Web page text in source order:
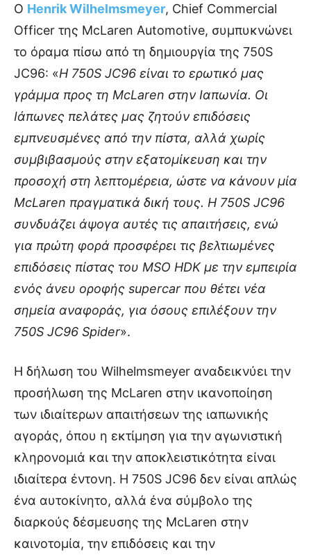
Ο Henrik Wilhelmsmeyer, Chief Commercial
Officer της McLaren Automotive, συμπυκνώνει
το όραμα πίσω από τη δημιουργία της 750S
JC96: «Η 750S JC96 είναι το ερωτικό μας
γράμμα προς τη McLaren στην Ιαπωνία. Οι
Ιάπωνες πελάτες μας ζητούν επιδόσεις
εμπνευσμένες από την πίστα, αλλά χωρίς
συμβιβασμούς στην εξατομίκευση και την
προσοχή στη λεπτομέρεια, ώστε να κάνουν μία
McLaren πραγματικά δική τους. Η 750S JC96
συνδυάζει άψογα αυτές τις απαιτήσεις, ενώ
για πρώτη φορά προσφέρει τις βελτιωμένες
επιδόσεις πίστας του MSO HDK με την εμπειρία
ενός άνευ οροφής supercar που θέτει νέα
σημεία αναφοράς, για όσους επιλέξουν την
750S JC96 Spider».
Η δήλωση του Wilhelmsmeyer αναδεικνύει την
προσήλωση της McLaren στην ικανοποίηση
των ιδιαίτερων απαιτήσεων της ιαπωνικής
αγοράς, όπου η εκτίμηση για την αγωνιστική
κληρονομιά και την αποκλειστικότητα είναι
ιδιαίτερα έντονη. Η 750S JC96 δεν είναι απλώς
ένα αυτοκίνητο, αλλά ένα σύμβολο της
διαρκούς δέσμευσης της McLaren στην
καινοτομία, την επιδόσεις και την